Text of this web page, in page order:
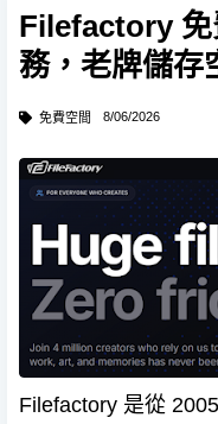
Filefactory 免
務，老牌儲存
免費空間 8/06/2026
Filefactory 是從 2005 年開始營運的檔案共享服務，